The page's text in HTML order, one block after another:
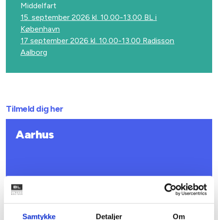
Samtykke Detaljer Om
Middelfart
15. september 2026 kl. 10.00-13.00 BL i
København
17 september 2026 kl. 10.00-13.00 Radisson
Aalborg
Tilmeld dig her
Aarhus